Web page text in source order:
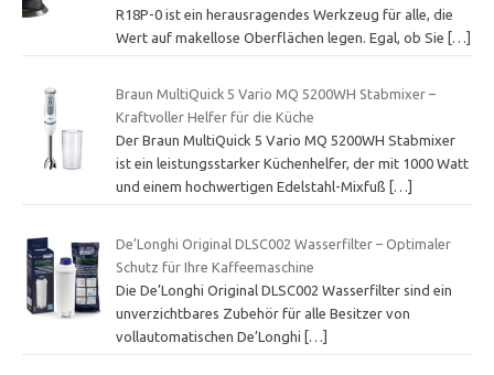
R18P-0 ist ein herausragendes Werkzeug für alle, die
Wert auf makellose Oberflächen legen. Egal, ob Sie
[…]
Braun MultiQuick 5 Vario MQ 5200WH Stabmixer –
Kraftvoller Helfer für die Küche
Der Braun MultiQuick 5 Vario MQ 5200WH Stabmixer
ist ein leistungsstarker Küchenhelfer, der mit 1000 Watt
und einem hochwertigen Edelstahl-Mixfuß
[…]
De’Longhi Original DLSC002 Wasserfilter – Optimaler
Schutz für Ihre Kaffeemaschine
Die De’Longhi Original DLSC002 Wasserfilter sind ein
unverzichtbares Zubehör für alle Besitzer von
vollautomatischen De’Longhi
[…]